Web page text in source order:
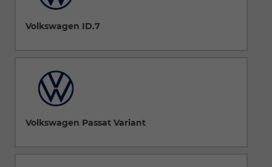
Volkswagen ID.7
Volkswagen Passat Variant